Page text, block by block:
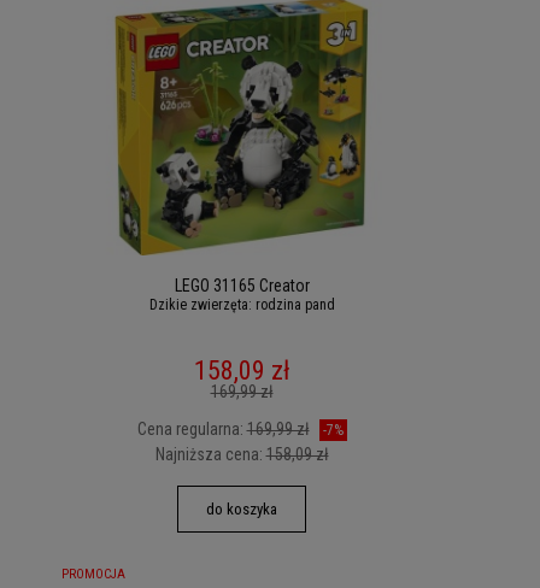
LEGO 31165 Creator
Dzikie zwierzęta: rodzina pand
158,09 zł
169,99 zł
Cena regularna:169,99 zł -7%
Najniższa cena:158,09 zł
do koszyka
PROMOCJA